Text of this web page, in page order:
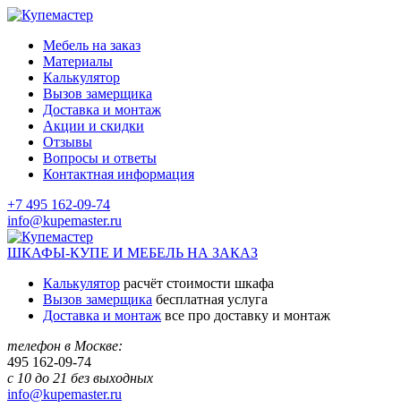
Мебель на заказ
Материалы
Калькулятор
Вызов замерщика
Доставка и монтаж
Акции и скидки
Отзывы
Вопросы и ответы
Контактная информация
+7 495 162-09-74
info@kupemaster.ru
ШКАФЫ-КУПЕ И МЕБЕЛЬ НА ЗАКАЗ
Калькулятор расчёт стоимости шкафа
Вызов замерщика бесплатная услуга
Доставка и монтаж все про доставку и монтаж
телефон в Москве:
495 162-09-74
с 10 до 21 без выходных
info@kupemaster.ru